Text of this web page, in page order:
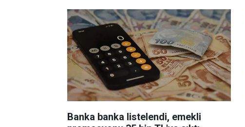
Banka banka listelendi, emekli